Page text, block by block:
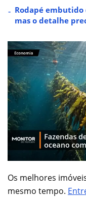
Rodapé
mas o detalhe
Os melhores
mesmo tempo.